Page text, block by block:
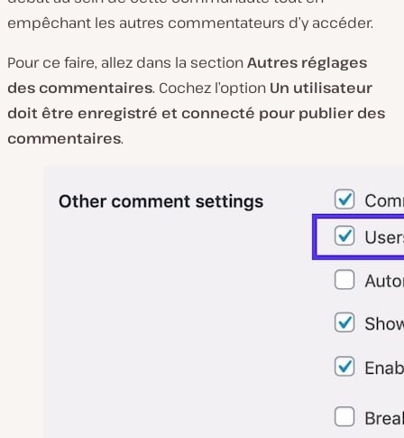
empêchant les autres commentateurs d’y accéder.
Pour ce faire, allez dans la sectionAutres réglages
des commentaires. Cochez l’option Un utilisateur
doit être enregistré et connecté pour publier des
commentaires.